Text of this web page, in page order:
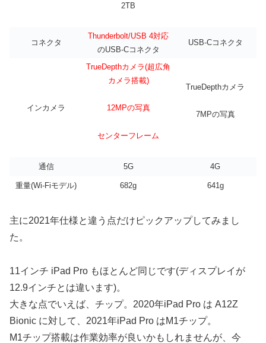
2TB
コネクタ
Thunderbolt/USB 4対応
のUSB-Cコネクタ
USB-Cコネクタ
インカメラ
TrueDepthカメラ(超広角
カメラ搭載)
12MPの写真
センターフレーム
TrueDepthカメラ
7MPの写真
通信 5G 4G
重量(Wi-Fiモデル) 682g 641g
主に2021年仕様と違う点だけピックアップしてみまし
た。
11インチ iPad Pro もほとんど同じです(ディスプレイが
12.9インチとは違います)。
大きな点でいえば、チップ。2020年iPad Pro は A12Z
Bionic に対して、2021年iPad Pro はM1チップ。
M1チップ搭載は作業効率が良いかもしれませんが、今